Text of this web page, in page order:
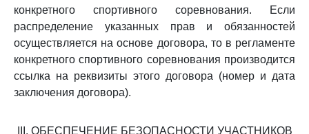
конкретного спортивного соревнования. Если
распределение указанных прав и обязанностей
осуществляется на основе договора, то в регламенте
конкретного спортивного соревнования производится
ссылка на реквизиты этого договора (номер и дата
заключения договора).
III. ОБЕСПЕЧЕНИЕ БЕЗОПАСНОСТИ УЧАСТНИКОВ